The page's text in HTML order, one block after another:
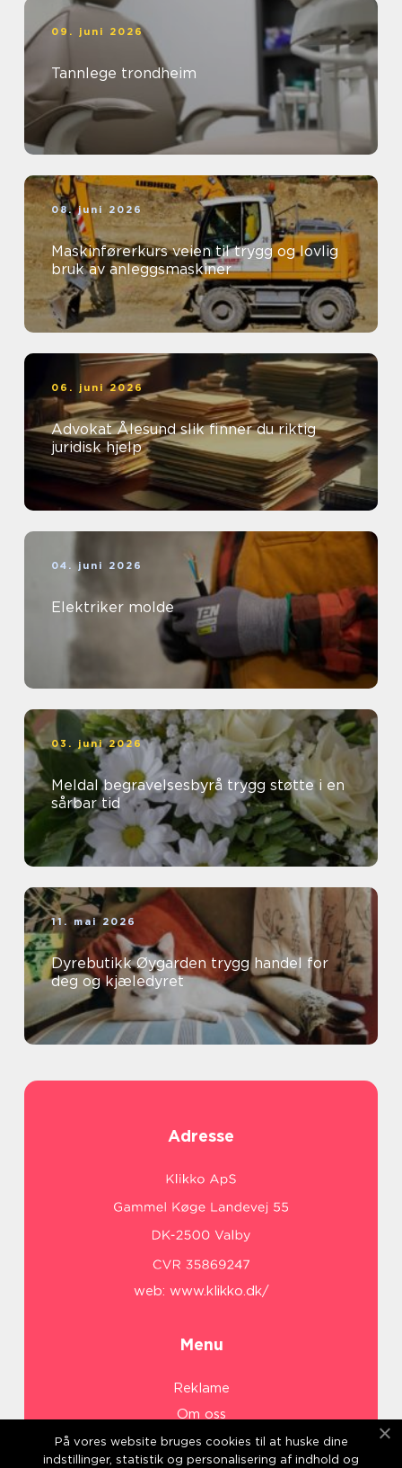
09. juni 2026
Tannlege trondheim
08. juni 2026
Maskinførerkurs veien til trygg og lovlig
bruk av anleggsmaskiner
06. juni 2026
Advokat Ålesund slik finner du riktig
juridisk hjelp
04. juni 2026
Elektriker molde
03. juni 2026
Meldal begravelsesbyrå trygg støtte i en
sårbar tid
11. mai 2026
Dyrebutikk Øygarden trygg handel for
deg og kjæledyret
Adresse
web: www.klikko.dk/
Menu
Reklame
Om oss
Cookies
På vores website bruges cookies til at huske dine
indstillinger, statistik og personalisering af indhold og